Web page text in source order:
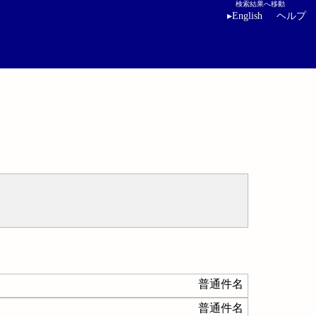
検索結果へ移動
▸English ヘルプ
普通件名
普通件名